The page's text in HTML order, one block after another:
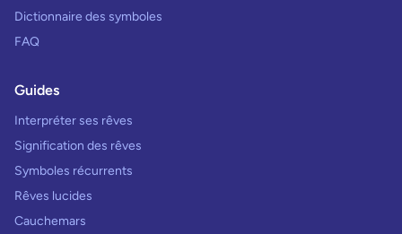
Dictionnaire des symboles
FAQ
Guides
Interpréter ses rêves
Signification des rêves
Symboles récurrents
Rêves lucides
Cauchemars